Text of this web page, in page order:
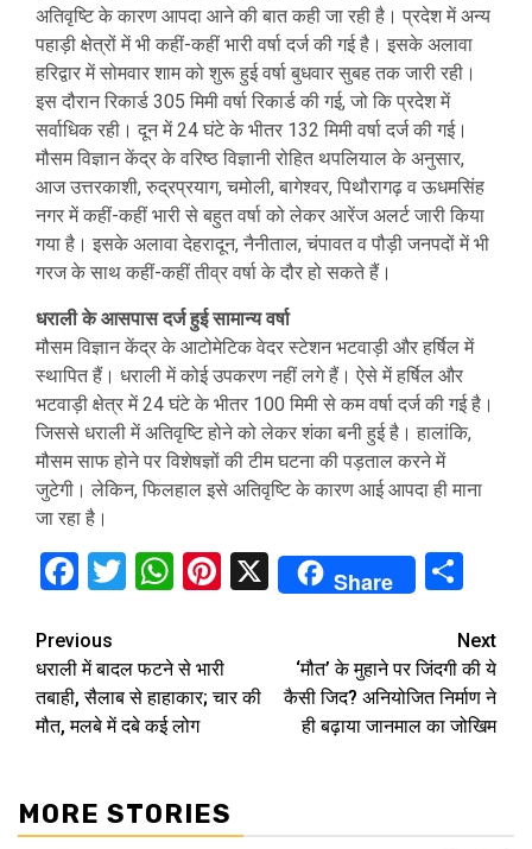
अतिवृष्टि के कारण आपदा आने की बात कही जा रही है। प्रदेश में अन्य
पहाड़ी क्षेत्रों में भी कहीं-कहीं भारी वर्षा दर्ज की गई है। इसके अलावा
हरिद्वार में सोमवार शाम को शुरू हुई वर्षा बुधवार सुबह तक जारी रही।
इस दौरान रिकार्ड 305 मिमी वर्षा रिकार्ड की गई, जो कि प्रदेश में
सर्वाधिक रही। दून में 24 घंटे के भीतर 132 मिमी वर्षा दर्ज की गई।
मौसम विज्ञान केंद्र के वरिष्ठ विज्ञानी रोहित थपलियाल के अनुसार,
आज उत्तरकाशी, रुद्रप्रयाग, चमोली, बागेश्वर, पिथौरागढ़ व ऊधमसिंह
नगर में कहीं-कहीं भारी से बहुत वर्षा को लेकर आरेंज अलर्ट जारी किया
गया है। इसके अलावा देहरादून, नैनीताल, चंपावत व पौड़ी जनपदों में भी
गरज के साथ कहीं-कहीं तीव्र वर्षा के दौर हो सकते हैं।
धराली के आसपास दर्ज हुई सामान्य वर्षा
मौसम विज्ञान केंद्र के आटोमेटिक वेदर स्टेशन भटवाड़ी और हर्षिल में
स्थापित हैं। धराली में कोई उपकरण नहीं लगे हैं। ऐसे में हर्षिल और
भटवाड़ी क्षेत्र में 24 घंटे के भीतर 100 मिमी से कम वर्षा दर्ज की गई है।
जिससे धराली में अतिवृष्टि होने को लेकर शंका बनी हुई है। हालांकि,
मौसम साफ होने पर विशेषज्ञों की टीम घटना की पड़ताल करने में
जुटेगी। लेकिन, फिलहाल इसे अतिवृष्टि के कारण आई आपदा ही माना
जा रहा है।
Facebook
Twitter
WhatsApp
Pinterest
X Share
Continue
Reading
Previous
धराली में बादल फटने से भारी
तबाही, सैलाब से हाहाकार; चार की
मौत, मलबे में दबे कई लोग
Next
‘मौत’ के मुहाने पर जिंदगी की ये
कैसी जिद? अनियोजित निर्माण ने
ही बढ़ाया जानमाल का जोखिम
MORE STORIES